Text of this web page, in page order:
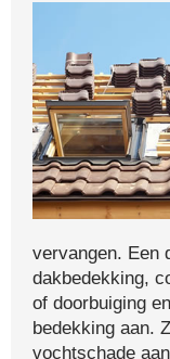
vervangen. Een
dakbedekking,
of doorbuiging
bedekking aan.
vochtschade